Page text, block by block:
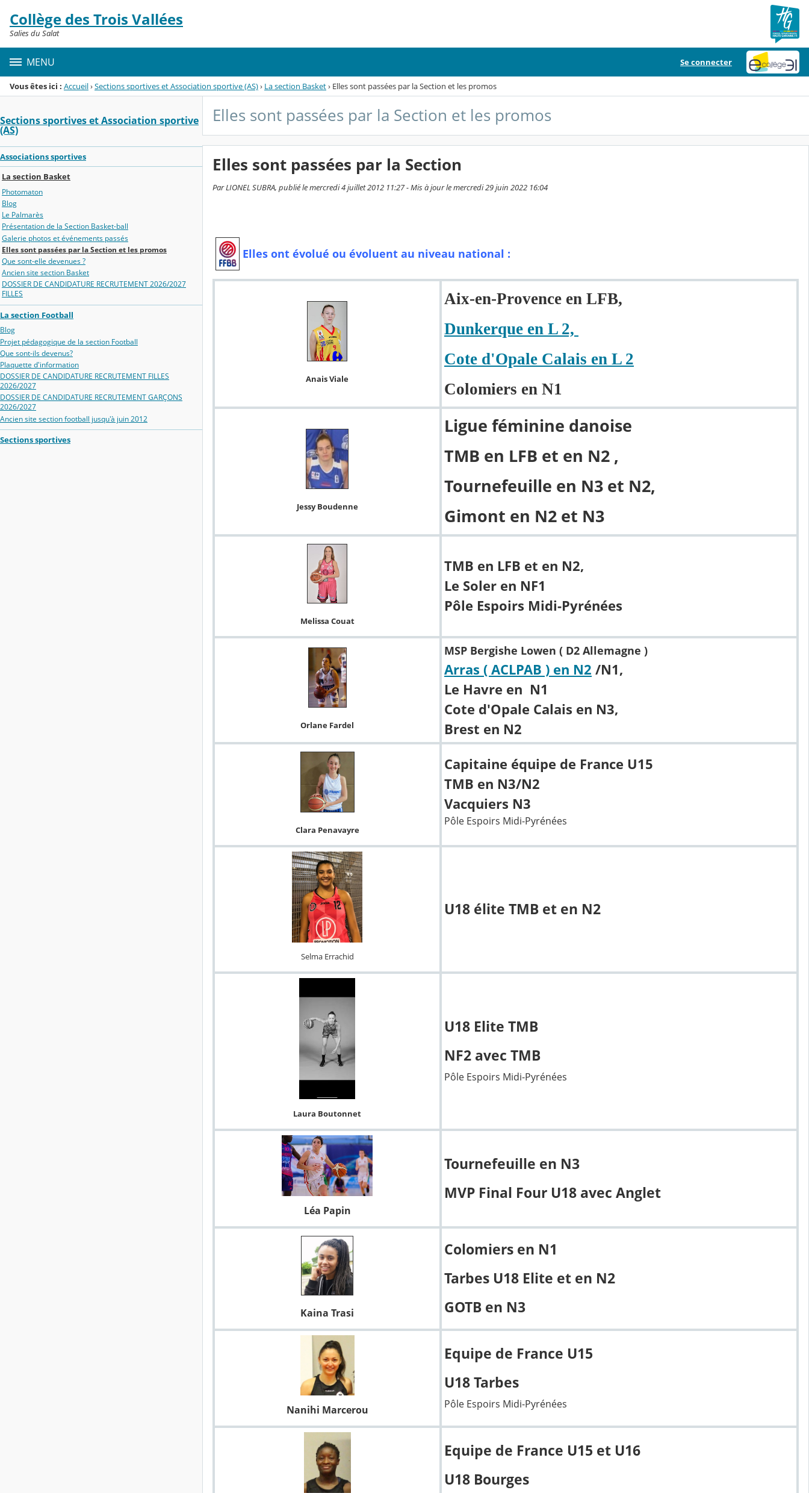
Menu de la rubrique
Contenu
Collège des Trois Vallées
Salies du Salat
MENU Se connecter
Vous êtes ici : Accueil›Sections sportives et Association sportive (AS)› La section Basket› Elles sont passées par la Section et les promos
Sections sportives et Association sportive
(AS)
Associations sportives
La section Basket
Photomaton
Blog
Le Palmarès
Présentation de la Section Basket-ball
Galerie photos et événements passés
Elles sont passées par la Section et les promos
Que sont-elle devenues ?
Ancien site section Basket
DOSSIER DE CANDIDATURE RECRUTEMENT 2026/2027
FILLES
La section Football
Blog
Projet pédagogique de la section Football
Que sont-ils devenus?
Plaquette d'information
DOSSIER DE CANDIDATURE RECRUTEMENT FILLES
2026/2027
DOSSIER DE CANDIDATURE RECRUTEMENT GARÇONS
2026/2027
Ancien site section football jusqu'à juin 2012
Sections sportives
Elles sont passées par la Section et les promos
Elles sont passées par la Section
Par LIONEL SUBRA, publié le mercredi 4 juillet 2012 11:27 - Mis à jour le mercredi 29 juin 2022 16:04
Elles ont évolué ou évoluent au niveau national :
Anais Viale
Aix-en-Provence en LFB,
Dunkerque en L 2,
Cote d'Opale Calais en L 2
Colomiers en N1
Jessy Boudenne
Ligue féminine danoise
TMB en LFB et en N2 ,
Tournefeuille en N3 et N2,
Gimont en N2 et N3
Melissa Couat
TMB en LFB et en N2,
Le Soler en NF1
Pôle Espoirs Midi-Pyrénées
Orlane Fardel
MSP Bergishe Lowen ( D2 Allemagne )
Arras ( ACLPAB ) en N2 /N1,
Le Havre en N1
Cote d'Opale Calais en N3,
Brest en N2
Clara Penavayre
Capitaine équipe de France U15
TMB en N3/N2
Vacquiers N3
Pôle Espoirs Midi-Pyrénées
Selma Errachid
U18 élite TMB et en N2
Laura Boutonnet
U18 Elite TMB
NF2 avec TMB
Pôle Espoirs Midi-Pyrénées
Léa Papin
Tournefeuille en N3
MVP Final Four U18 avec Anglet
Kaina Trasi
Colomiers en N1
Tarbes U18 Elite et en N2
GOTB en N3
Nanihi Marcerou
Equipe de France U15
U18 Tarbes
Pôle Espoirs Midi-Pyrénées
Equipe de France U15 et U16
U18 Bourges